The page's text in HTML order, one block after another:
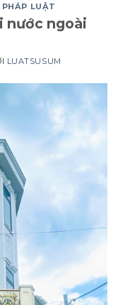
LUẬT
nước ngoài
LUATSUSUM